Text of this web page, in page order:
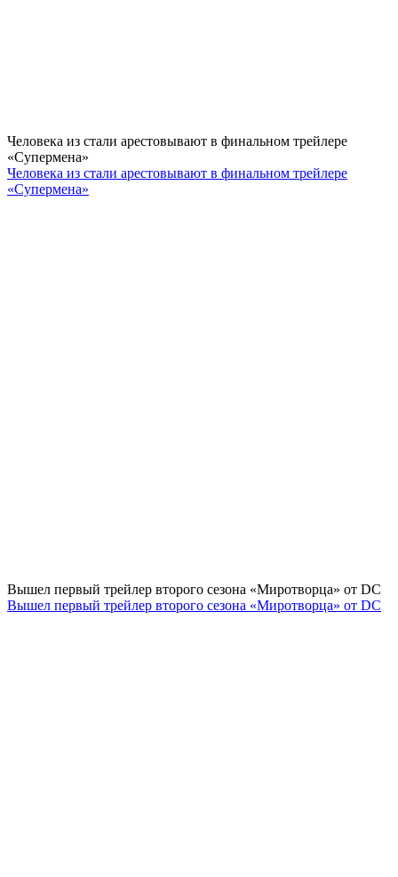
Человека из стали арестовывают в финальном трейлере
«Супермена»
Человека из стали арестовывают в финальном трейлере
«Супермена»
Вышел первый трейлер второго сезона «Миротворца» от DC
Вышел первый трейлер второго сезона «Миротворца» от DC